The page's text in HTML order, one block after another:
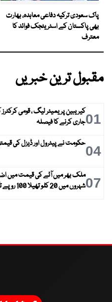
پاک سعودی ترکیہ دفاعی معاہدہ، بھارت
بھی پاکستان کے اسٹریٹجک فوائد کا
معترف
مقبول ترین خبریں
01جاری کرنے کا فیصلہ
04حکومت نے پیٹرول اور ڈیزل کی
07ملک بھر میں آٹے کی قیمت میں
شہروں میں 20 کلو تھیلا 100 روپے تک مہنگا